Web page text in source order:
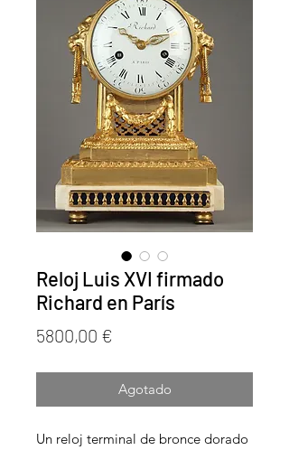
Reloj Luis XVI firmado
Richard en París
5800,00 €
Agotado
Un reloj terminal de bronce dorado